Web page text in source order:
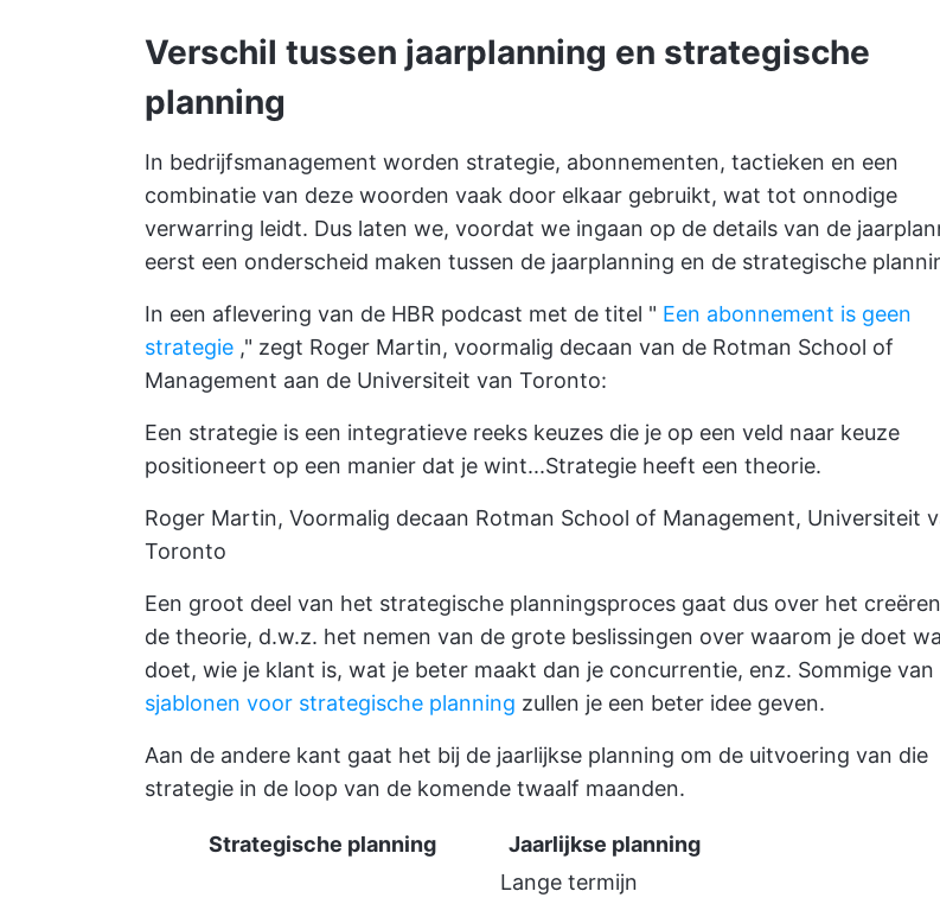
Verschil tussen jaarplanning en strategische
planning
In bedrijfsmanagement worden strategie, abonnementen, tactieken en een
combinatie van deze woorden vaak door elkaar gebruikt, wat tot onnodige
verwarring leidt. Dus laten we, voordat we ingaan op de details van de
eerst een onderscheid maken tussen de jaarplanning en de strategische
In een aflevering van de HBR podcast met de titel " Een abonnement is geen
strategie ," zegt Roger Martin, voormalig decaan van de Rotman School of
Management aan de Universiteit van Toronto:
Een strategie is een integratieve reeks keuzes die je op een veld naar keuze
positioneert op een manier dat je wint...Strategie heeft een theorie.
Roger Martin, Voormalig decaan Rotman School of Management, Universiteit
Toronto
Een groot deel van het strategische planningsproces gaat dus over het
de theorie, d.w.z. het nemen van de grote beslissingen over waarom je doet
doet, wie je klant is, wat je beter maakt dan je concurrentie, enz. Sommige van
sjablonen voor strategische planning zullen je een beter idee geven.
Aan de andere kant gaat het bij de jaarlijkse planning om de uitvoering van die
strategie in de loop van de komende twaalf maanden.
Strategische planning
Jaarlijkse planning
Lange termijn